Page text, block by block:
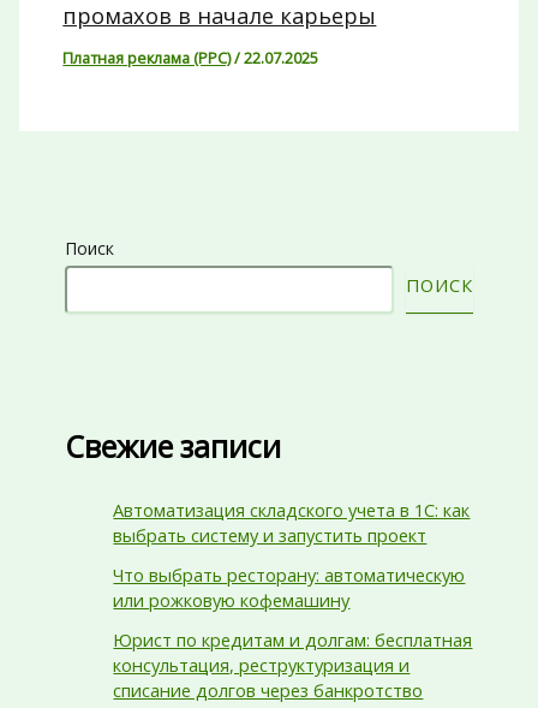
промахов в начале карьеры
Платная реклама (PPC)/22.07.2025
Поиск
ПОИСК
Свежие записи
Автоматизация складского учета в 1С: как
выбрать систему и запустить проект
Что выбрать ресторану: автоматическую
или рожковую кофемашину
Юрист по кредитам и долгам: бесплатная
консультация, реструктуризация и
списание долгов через банкротство